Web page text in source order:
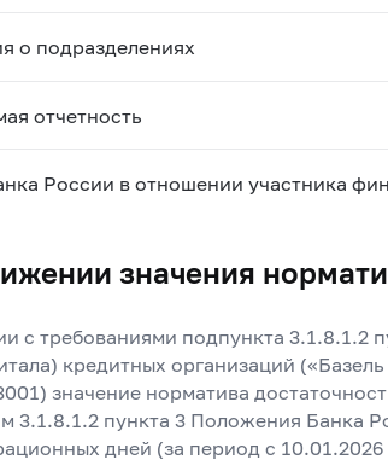
о подразделениях
отчетность
России в отношении участника
значения
с требованиями подпункта
кредитных организаций
значение норматива
3.1.8.1.2 пункта 3 Положения Банка
дней (за период с 10.01.2026